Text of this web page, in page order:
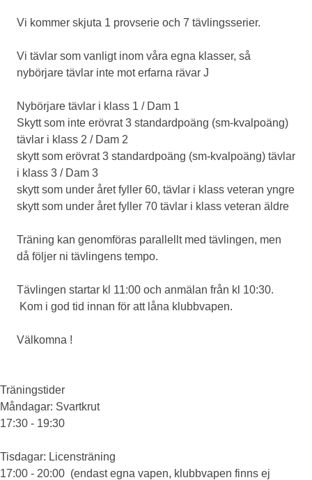
Vi kommer skjuta 1 provserie och 7 tävlingsserier.
Vi tävlar som vanligt inom våra egna klasser, så
nybörjare tävlar inte mot erfarna rävar J
Nybörjare tävlar i klass 1 / Dam 1
Skytt som inte erövrat 3 standardpoäng (sm-kvalpoäng)
tävlar i klass 2 / Dam 2
skytt som erövrat 3 standardpoäng (sm-kvalpoäng) tävlar
i klass 3 / Dam 3
skytt som under året fyller 60, tävlar i klass veteran yngre
skytt som under året fyller 70 tävlar i klass veteran äldre
Träning kan genomföras parallellt med tävlingen, men
då följer ni tävlingens tempo.
Tävlingen startar kl 11:00 och anmälan från kl 10:30.
Kom i god tid innan för att låna klubbvapen.
Välkomna !
Träningstider
Måndagar: Svartkrut
17:30 - 19:30
Tisdagar: Licensträning
17:00 - 20:00 (endast egna vapen, klubbvapen finns ej